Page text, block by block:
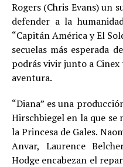
Rogers (Chris Evans) un
defender a la
“Capitán América y El
secuelas más esperada
podrás vivir junto a
aventura.
“Diana” es una
Hirschbiegel en la que
la Princesa de Gales.
Anvar, Laurence
Hodge encabezan el